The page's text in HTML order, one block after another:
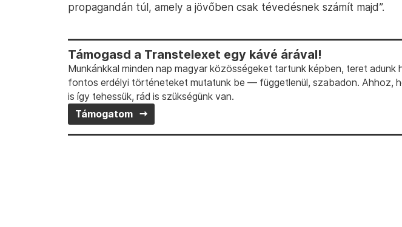
propagandán túl, amely a jövőben csak tévedésnek számít majd”.
Támogasd a Transtelexet egy kávé árával!
Munkánkkal minden nap magyar közösségeket tartunk képben, teret adunk
fontos erdélyi történeteket mutatunk be — függetlenül, szabadon. Ahhoz,
is így tehessük, rád is szükségünk van.
Támogatom